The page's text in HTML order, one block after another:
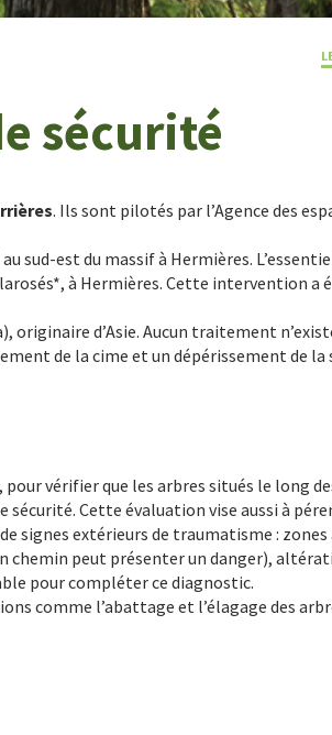
sécurité
. Ils sont pilotés par l’Agence des
sud-est du massif à Hermières.
à Hermières. Cette intervention a
d’Asie. Aucun traitement
de la cime et un dépérissement de la
vérifier que les arbres situés le long
Cette évaluation vise aussi à
signes extérieurs de traumatisme :
chemin peut présenter un danger),
pour compléter ce diagnostic.
comme l’abattage et l’élagage des